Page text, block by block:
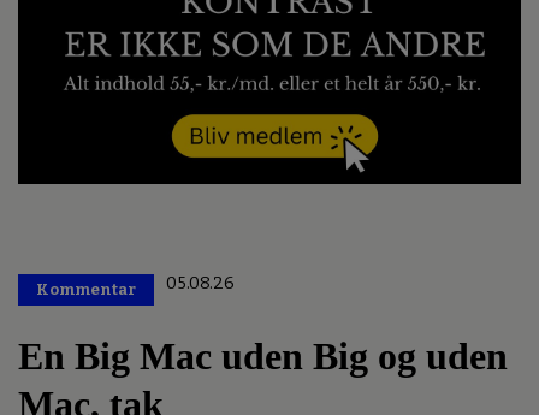
Kommentar 05.08.26
En Big Mac uden Big og uden
Mac, tak